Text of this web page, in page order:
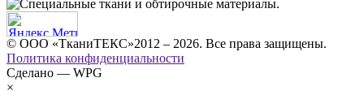
© ООО «ТканиТЕКС»2012 – 2026. Все права защищены.
Политика конфиденциальности
Сделано — WPG
×